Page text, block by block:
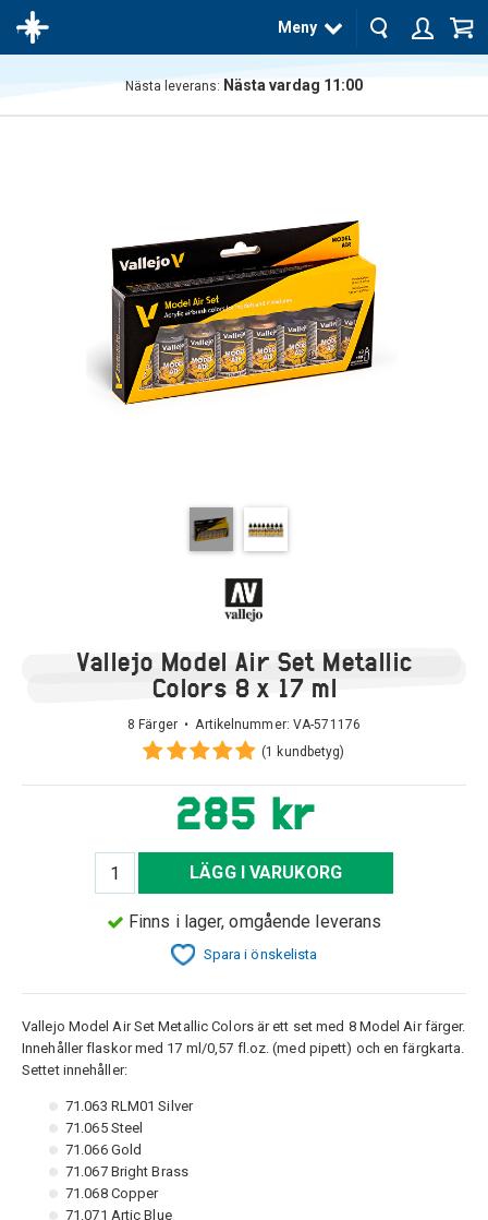
Meny
Nästa leverans: Nästa vardag 11:00
Vallejo Model Air Set Metallic
Colors 8 x 17 ml
8 Färger • Artikelnummer: VA-571176
(1 kundbetyg)
285 kr
LÄGG I VARUKORG
Finns i lager, omgående leverans
Spara i önskelista
Vallejo Model Air Set Metallic Colors är ett set med 8 Model Air färger.
Innehåller flaskor med 17 ml/0,57 fl.oz. (med pipett) och en färgkarta.
Settet innehåller:
71.063 RLM01 Silver
71.065 Steel
71.066 Gold
71.067 Bright Brass
71.068 Copper
71.071 Artic Blue